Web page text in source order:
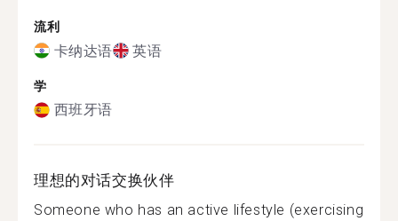
流利
卡纳达语 英语
学
西班牙语
理想的对话交换伙伴
Someone who has an active lifestyle (exercising